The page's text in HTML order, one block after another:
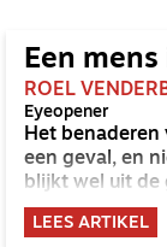
Een
ROEL
Eyeopener
Het benaderen
een geval, en
blijkt wel uit de
LEES ARTIKEL